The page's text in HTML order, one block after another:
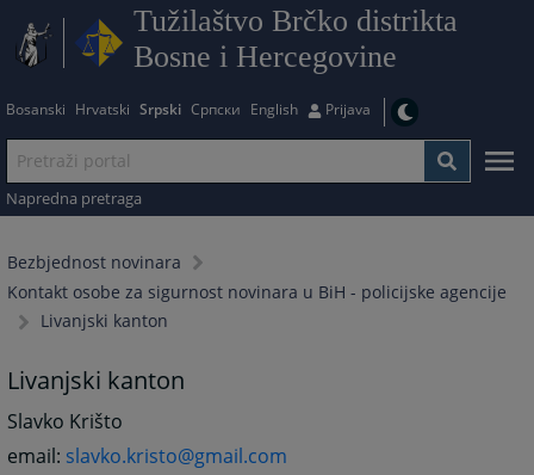
Tužilaštvo Brčko distrikta
Bosne i Hercegovine
Bosanski Hrvatski Srpski Српски English Prijava
Napredna pretraga
Bezbjednost novinara
Kontakt osobe za sigurnost novinara u BiH - policijske agencije
Livanjski kanton
Livanjski kanton
Slavko Krišto
email: slavko.kristo@gmail.com